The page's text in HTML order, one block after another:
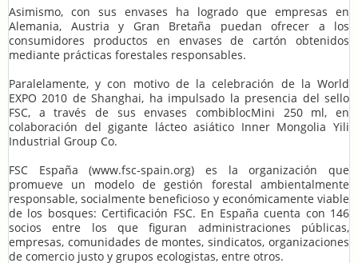
Asimismo, con sus envases ha logrado que empresas en
Alemania, Austria y Gran Bretaña puedan ofrecer a los
consumidores productos en envases de cartón obtenidos
mediante prácticas forestales responsables.
Paralelamente, y con motivo de la celebración de la World
EXPO 2010 de Shanghai, ha impulsado la presencia del sello
FSC, a través de sus envases combiblocMini 250 ml, en
colaboración del gigante lácteo asiático Inner Mongolia Yili
Industrial Group Co.
FSC España (www.fsc-spain.org) es la organización que
promueve un modelo de gestión forestal ambientalmente
responsable, socialmente beneficioso y económicamente viable
de los bosques: Certificación FSC. En España cuenta con 146
socios entre los que figuran administraciones públicas,
empresas, comunidades de montes, sindicatos, organizaciones
de comercio justo y grupos ecologistas, entre otros.